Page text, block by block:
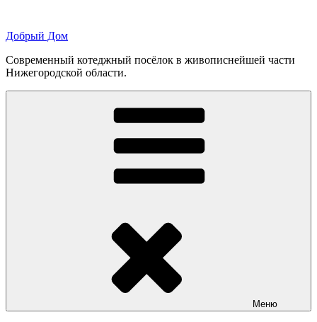
содержимому
Добрый Дом
Современный котеджный посёлок в живописнейшей части
Нижегородской области.
Меню